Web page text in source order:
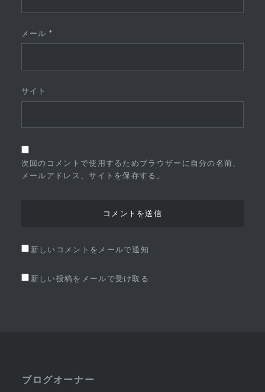
メール*
サイト
次回のコメントで使用するためブラウザーに自分の名前、
メールアドレス、サイトを保存する。
新しいコメントをメールで通知
新しい投稿をメールで受け取る
ブログオーナー